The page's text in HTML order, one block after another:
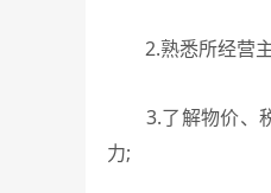
2.熟悉所经营主
3.了解物价、税
力;